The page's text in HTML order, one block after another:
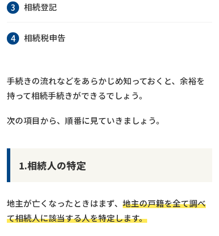
相続登記
相続税申告
手続きの流れなどをあらかじめ知っておくと、余裕を
持って相続手続きができるでしょう。
次の項目から、順番に見ていきましょう。
1.相続人の特定
地主が亡くなったときはまず、 地主の戸籍を全て調べ
て相続人に該当する人を特定します。